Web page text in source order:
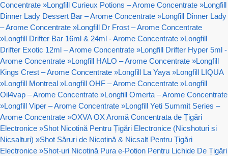
Concentrate »Longfill Curieux Potions – Arome Concentrate »Longfill
Dinner Lady Dessert Bar – Arome Concentrate »Longfill Dinner Lady
– Arome Concentrate »Longfill Dr Frost – Arome Concentrate
»Longfill Drifter Bar 16ml & 24ml - Arome Concentrate »Longfill
Drifter Exotic 12ml – Arome Concentrate »Longfill Drifter Hyper 5ml -
Arome Concentrate »Longfill HALO – Arome Concentrate »Longfill
Kings Crest – Arome Concentrate »Longfill La Yaya »Longfill LIQUA
»Longfill Montreal »Longfill OHF – Arome Concentrate »Longfill
Oil4vap – Arome Concentrate »Longfill Omerta – Arome Concentrate
»Longfill Viper – Arome Concentrate »Longfill Yeti Summit Series –
Arome Concentrate »OXVA OX Aromă Concentrata de Țigări
Electronice »Shot Nicotină Pentru Țigări Electronice (Nicshoturi si
Nicsalturi) »Shot Săruri de Nicotină & Nicsalt Pentru Țigări
Electronice »Shot-uri Nicotină Pura e-Potion Pentru Lichide De Țigări